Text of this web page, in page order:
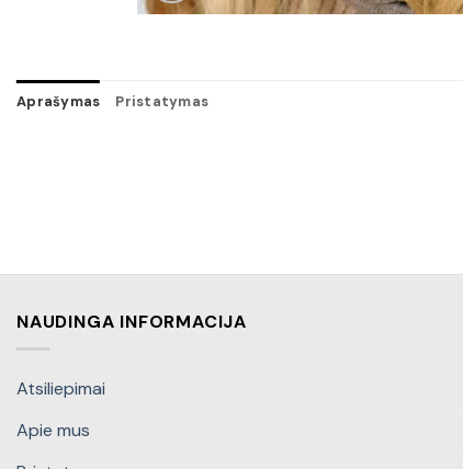
Aprašymas Pristatymas
NAUDINGA INFORMACIJA
Atsiliepimai
Apie mus